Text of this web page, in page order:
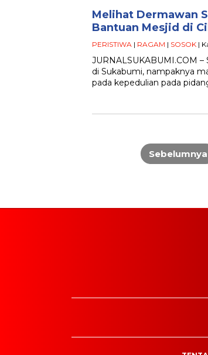
Melihat Dermawan
Bantuan Mesjid di
PERISTIWA | RAGAM | SOSOK |
JURNALSUKABUMI.COM
di Sukabumi, nampaknya
pada kepedulian pada
Paginasi
Sebelumnya